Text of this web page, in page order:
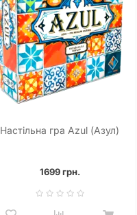
Настільна гра Azul (Азул)
1699 грн.